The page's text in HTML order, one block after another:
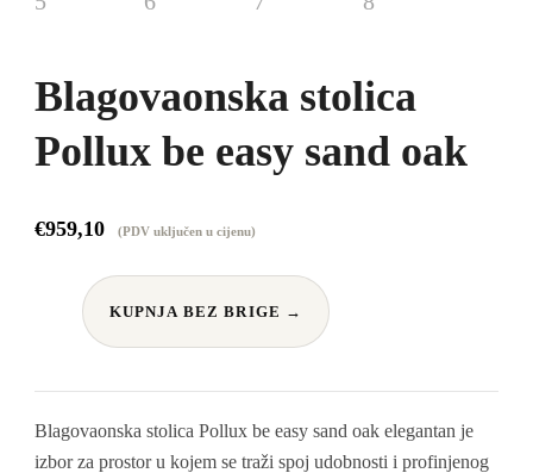
Blagovaonska stolica
Pollux be easy sand oak
€959,10 (PDV uključen u cijenu)
KUPNJA BEZ BRIGE →
Blagovaonska stolica Pollux be easy sand oak elegantan je
izbor za prostor u kojem se traži spoj udobnosti i profinjenog